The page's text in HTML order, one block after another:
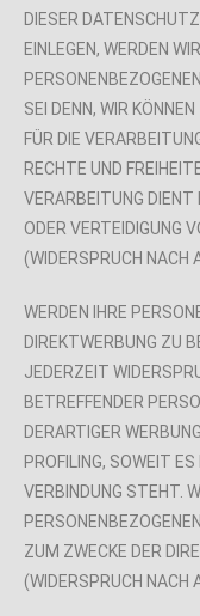
DIESER
EINLEGEN, WERDEN
SEI DENN, WIR
FÜR DIE
RECHTE UND
VERARBEITUNG DIENT
ODER VERTEIDIGUNG
(WIDERSPRUCH NACH
WERDEN IHRE
DIREKTWERBUNG ZU
JEDERZEIT
BETREFFENDER
DERARTIGER
PROFILING, SOWEIT
VERBINDUNG STEHT.
ZUM ZWECKE DER
(WIDERSPRUCH NACH